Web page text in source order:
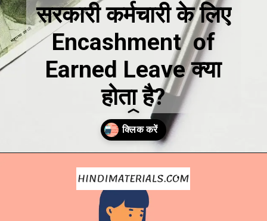
सरकारी कर्मचारी के लिए
Encashment of
Earned Leave क्या
होता है?
https://hindimaterials.com/earned-leave-in-hindi/